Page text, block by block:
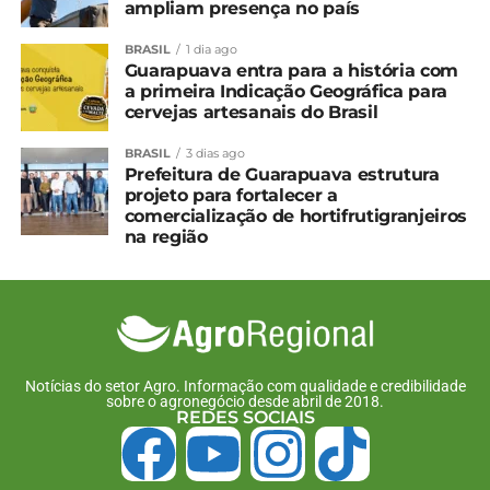
TÓPICOS RELACIONADOS:
UP NEXT
Corpo de Bombeiros reforça presença no
Centro-Sul com reativação de posto em
Entre Rios
NÃO PERCA
Ratinho Junior anuncia mais R$ 85 milhões
para Guarapuava
ampliam presença no país
BRASIL 1 dia ago
Guarapuava entra para a história com
a primeira Indicação Geográfica para
cervejas artesanais do Brasil
BRASIL 3 dias ago
Prefeitura de Guarapuava estrutura
projeto para fortalecer a
comercialização de hortifrutigranjeiros
na região
Notícias do setor Agro. Informação com qualidade e credibilidade
sobre o agronegócio desde abril de 2018.
REDES SOCIAIS